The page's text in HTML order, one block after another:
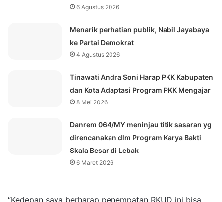
6 Agustus 2026
Menarik perhatian publik, Nabil Jayabaya
ke Partai Demokrat
4 Agustus 2026
Tinawati Andra Soni Harap PKK Kabupaten
dan Kota Adaptasi Program PKK Mengajar
8 Mei 2026
Danrem 064/MY meninjau titik sasaran yg
direncanakan dlm Program Karya Bakti
Skala Besar di Lebak
6 Maret 2026
“Kedepan saya berharap penempatan RKUD ini bisa